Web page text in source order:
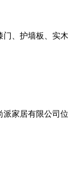
、护墙板、实
家居有限公司